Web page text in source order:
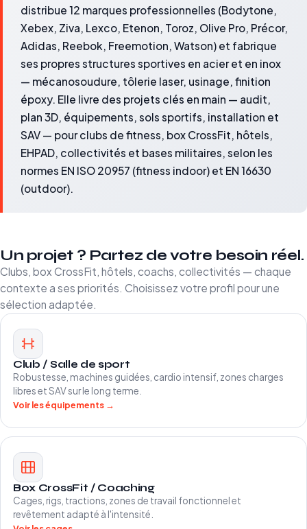
distribue 12 marques professionnelles (Bodytone,
Xebex, Ziva, Lexco, Etenon, Toroz, Olive Pro, Précor,
Adidas, Reebok, Freemotion, Watson) et fabrique
ses propres structures sportives en acier et en inox
— mécanosoudure, tôlerie laser, usinage, finition
époxy. Elle livre des projets clés en main — audit,
plan 3D, équipements, sols sportifs, installation et
SAV — pour clubs de fitness, box CrossFit, hôtels,
EHPAD, collectivités et bases militaires, selon les
normes EN ISO 20957 (fitness indoor) et EN 16630
(outdoor).
Un projet ? Partez de votre besoin réel.
Clubs, box CrossFit, hôtels, coachs, collectivités — chaque
contexte a ses priorités. Choisissez votre profil pour une
sélection adaptée.
Club / Salle de sport
Robustesse, machines guidées, cardio intensif, zones charges
libres et SAV sur le long terme.
Voir les équipements →
Box CrossFit / Coaching
Cages, rigs, tractions, zones de travail fonctionnel et
revêtement adapté à l'intensité.